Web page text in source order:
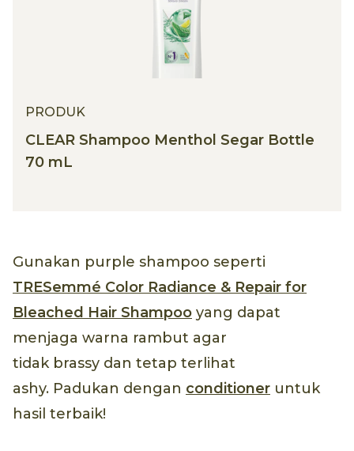
PRODUK
CLEAR Shampoo Menthol Segar Bottle
70 mL
Gunakan purple shampoo seperti
TRESemmé Color Radiance & Repair for
Bleached Hair Shampoo yang dapat
menjaga warna rambut agar
tidak brassy dan tetap terlihat
ashy. Padukan dengan conditioner untuk
hasil terbaik!